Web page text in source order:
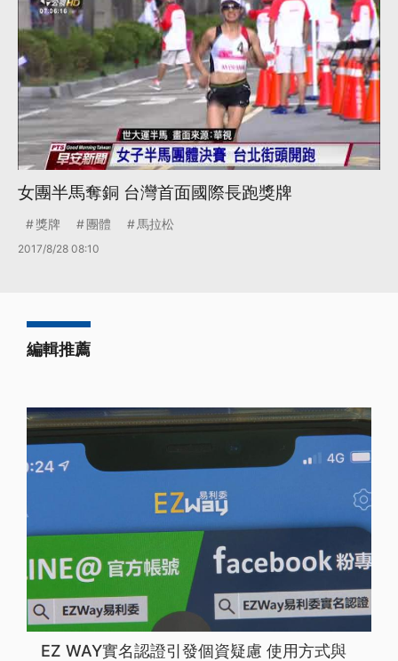
女團半馬奪銅 台灣首面國際長跑獎牌
獎牌 團體 馬拉松
2017/8/28 08:10
編輯推薦
EZ WAY實名認證引發個資疑慮 使用方式與